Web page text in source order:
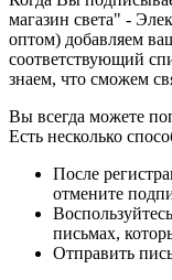
магазин света" -
оптом) добавляем
соответствующий
знаем, что сможем
Вы всегда можете
Есть несколько
После
отмените
письмах,
Отправить